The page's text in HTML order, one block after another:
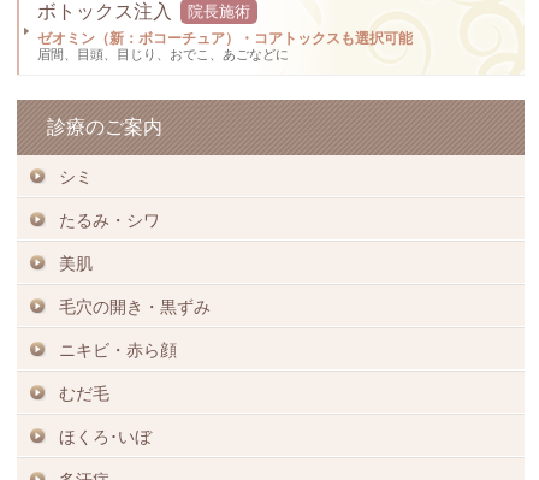
ボトックス注入 院長施術
ゼオミン（新：ボコーチュア）・コアトックスも選択可能
眉間、目頭、目じり、おでこ、あごなどに
診療のご案内
シミ
たるみ・シワ
美肌
毛穴の開き・黒ずみ
ニキビ・赤ら顔
むだ毛
ほくろ･いぼ